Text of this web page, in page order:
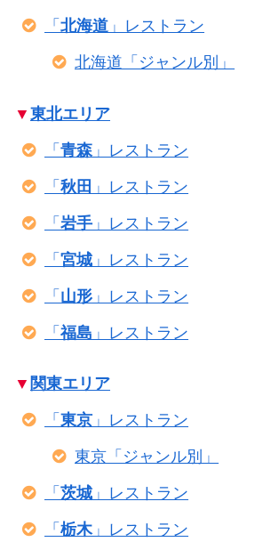
「 北海道 」レストラン
北海道「ジャンル別」
▼ 東北エリア
「 青森 」レストラン
「 秋田 」レストラン
「 岩手 」レストラン
「 宮城 」レストラン
「 山形 」レストラン
「 福島 」レストラン
▼ 関東エリア
「 東京 」レストラン
東京「ジャンル別」
「 茨城 」レストラン
「 栃木」レストラン